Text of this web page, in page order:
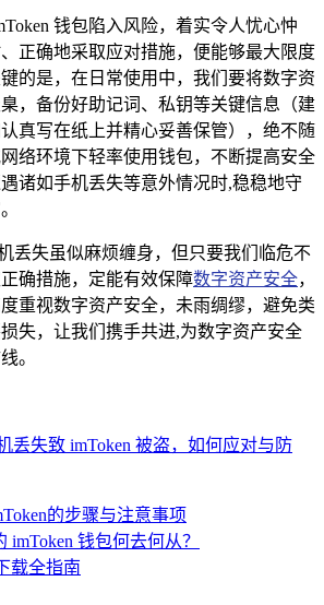
钱包陷入风险，着实令人忧心忡
正确地采取应对措施，便能够最大限度
的是，在日常使用中，我们要将数字资
，备份好助记词、私钥等关键信息（建
真写在纸上并精心妥善保管），绝不随
络环境下轻率使用钱包，不断提高安全
诸如手机丢失等意外情况时,稳稳地守
丢失虽似麻烦缠身，但只要我们临危不
确措施，定能有效保障数字资产安全，
重视数字资产安全，未雨绸缪，避免类
失，让我们携手共进,为数字资产安全
。
丢失致 imToken 被盗，如何应对与防
的步骤与注意事项
钱包何去何从？
载全指南